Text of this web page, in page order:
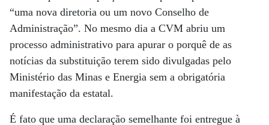
“uma nova diretoria ou um novo Conselho de
Administração”. No mesmo dia a CVM abriu um
processo administrativo para apurar o porquê de as
notícias da substituição terem sido divulgadas pelo
Ministério das Minas e Energia sem a obrigatória
manifestação da estatal.
É fato que uma declaração semelhante foi entregue à